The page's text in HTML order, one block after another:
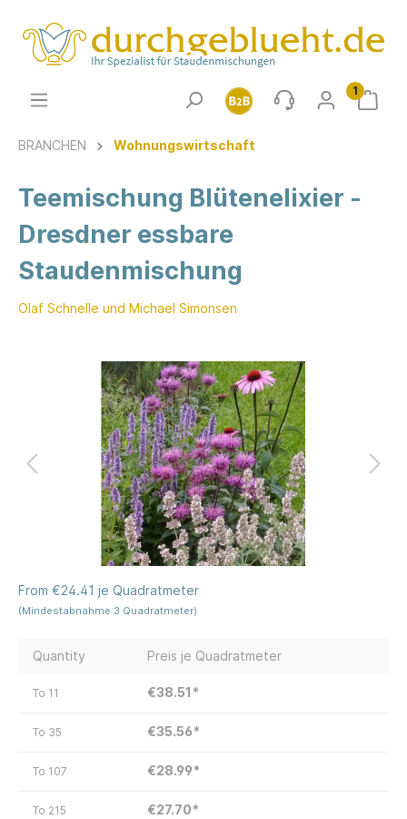
1
BRANCHEN Wohnungswirtschaft
Teemischung Blütenelixier -
Dresdner essbare
Staudenmischung
Olaf Schnelle und Michael Simonsen
From €24.41 je Quadratmeter
(Mindestabnahme 3 Quadratmeter)
Quantity Preis je Quadratmeter
To 11 €38.51*
To 35 €35.56*
To 107 €28.99*
To 215 €27.70*